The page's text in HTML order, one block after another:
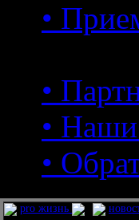
•
•
•
•
pro жизнь